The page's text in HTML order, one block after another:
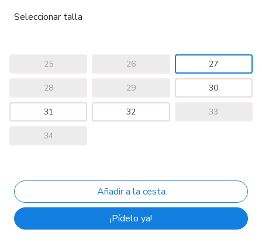
Seleccionar talla
25 26 27
28 29 30
31 32 33
34
¡Pídelo ya!